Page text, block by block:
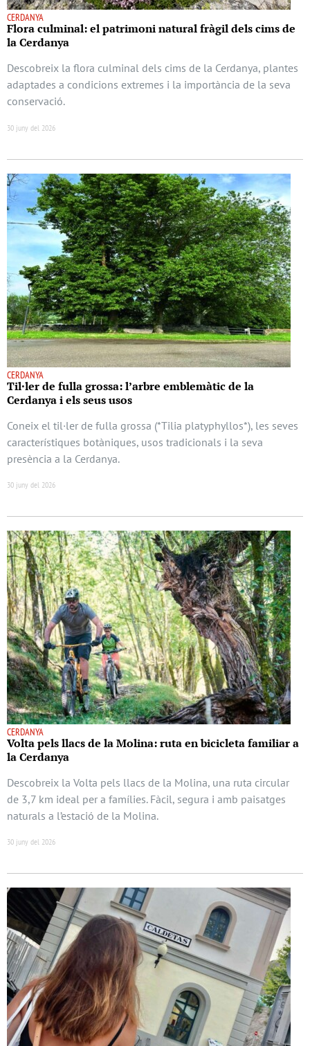
CERDANYA
Flora culminal: el patrimoni natural fràgil dels cims de
la Cerdanya
Descobreix la flora culminal dels cims de la Cerdanya, plantes
adaptades a condicions extremes i la importància de la seva
conservació.
30 juny del 2026
CERDANYA
Til·ler de fulla grossa: l’arbre emblemàtic de la
Cerdanya i els seus usos
Coneix el til·ler de fulla grossa (*Tilia platyphyllos*), les seves
característiques botàniques, usos tradicionals i la seva
presència a la Cerdanya.
30 juny del 2026
CERDANYA
Volta pels llacs de la Molina: ruta en bicicleta familiar a
la Cerdanya
Descobreix la Volta pels llacs de la Molina, una ruta circular
de 3,7 km ideal per a famílies. Fàcil, segura i amb paisatges
naturals a l’estació de la Molina.
30 juny del 2026